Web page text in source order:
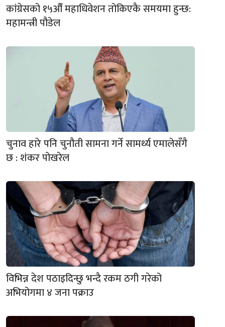
कांग्रेसको १५औँ महाधिवेशन तोकिएकै समयमा हुन्छ:
महामन्त्री पौडेल
चुनाव हारे पनि चुनौती सामना गर्ने सामर्थ्य एमालेसँगै
छ : शंकर पोखरेल
विभिन्न देश पठाइदिन्छु भन्दै रकम ठगी गरेको
अभियोगमा ४ जना पक्राउ